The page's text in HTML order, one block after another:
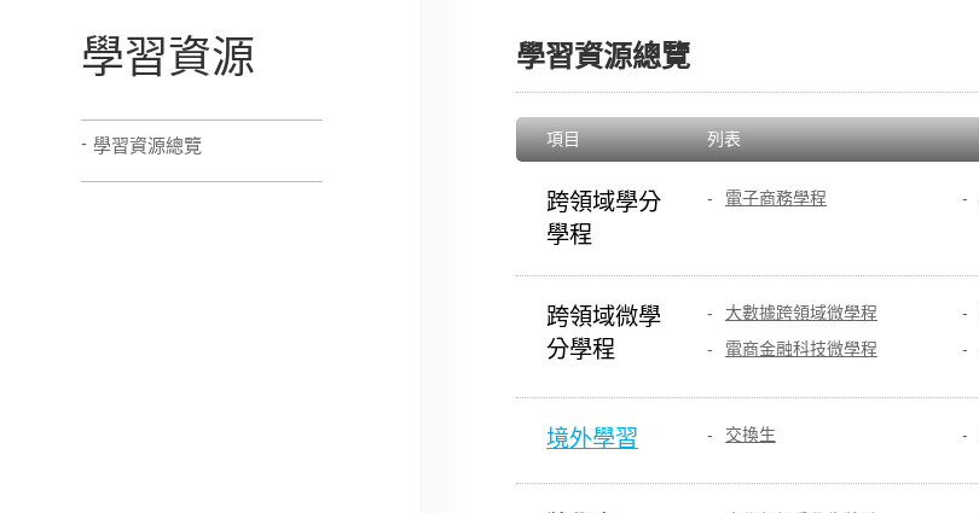
學習資源
學習資源總覽
學習資源總覽
項目 列表
跨領域學分
學程
電子商務學程
跨領域微學
分學程
大數據跨領域微學程
電商金融科技微學程
境外學習 交換生